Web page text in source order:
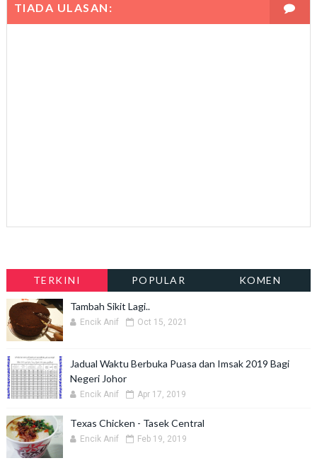
TIADA ULASAN:
TERKINI POPULAR KOMEN
Tambah Sikit Lagi..
Encik Anif Oct 15, 2021
Jadual Waktu Berbuka Puasa dan Imsak 2019 Bagi
Negeri Johor
Encik Anif Apr 17, 2019
Texas Chicken - Tasek Central
Encik Anif Feb 19, 2019